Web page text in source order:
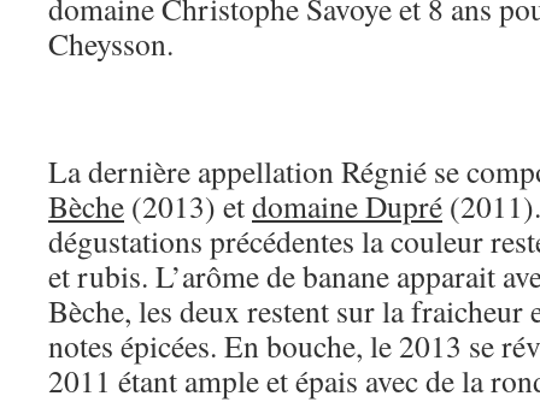
domaine Christophe Savoye et 8 ans
Cheysson.
La dernière appellation Régnié se
Bèche (2013) etdomaine Dupré
dégustations précédentes la couleur
et rubis. L’arôme de banane apparait
Bèche, les deux restent sur la fraicheur
notes épicées. En bouche, le 2013 se
2011 étant ample et épais avec de la